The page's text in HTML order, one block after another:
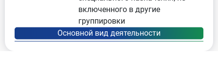
включенного в другие
группировки